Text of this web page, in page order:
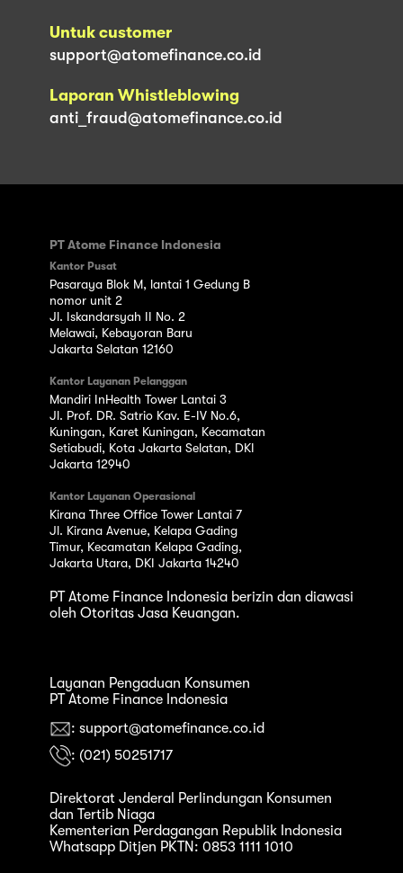
Untuk customer
support@atomefinance.co.id
Laporan Whistleblowing
anti_fraud@atomefinance.co.id
PT Atome Finance Indonesia
Kantor Pusat
Pasaraya Blok M, lantai 1 Gedung B
nomor unit 2
Jl. Iskandarsyah II No. 2
Melawai, Kebayoran Baru
Jakarta Selatan 12160
Kantor Layanan Pelanggan
Mandiri InHealth Tower Lantai 3
Jl. Prof. DR. Satrio Kav. E-IV No.6,
Kuningan, Karet Kuningan, Kecamatan
Setiabudi, Kota Jakarta Selatan, DKI
Jakarta 12940
Kantor Layanan Operasional
Kirana Three Office Tower Lantai 7
Jl. Kirana Avenue, Kelapa Gading
Timur, Kecamatan Kelapa Gading,
Jakarta Utara, DKI Jakarta 14240
PT Atome Finance Indonesia berizin dan diawasi
oleh Otoritas Jasa Keuangan.
Layanan Pengaduan Konsumen
PT Atome Finance Indonesia
: support@atomefinance.co.id
: (021) 50251717
Direktorat Jenderal Perlindungan Konsumen
dan Tertib Niaga
Kementerian Perdagangan Republik Indonesia
Whatsapp Ditjen PKTN: 0853 1111 1010